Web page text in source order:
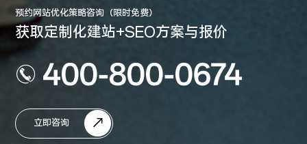
预约网站优化策略咨询（限时免费）
获取定制化建站+SEO方案与报价
400-800-0674
立即咨询